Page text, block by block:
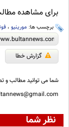
برای مشاهده
برچسب ها: مورینیو،
گزارش خطا
شما می توانید مطالب و
نظر شما